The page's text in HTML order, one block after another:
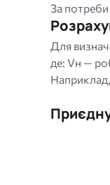
За
Для
де: Vн —